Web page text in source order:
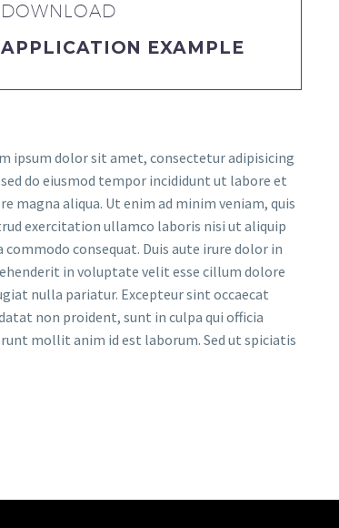
DOWNLOAD
APPLICATION EXAMPLE
ipsum dolor sit amet, consectetur adipisicing
do eiusmod tempor incididunt ut labore et
magna aliqua. Ut enim ad minim veniam, quis
exercitation ullamco laboris nisi ut aliquip
commodo consequat. Duis aute irure dolor in
in voluptate velit esse cillum dolore
nulla pariatur. Excepteur sint occaecat
non proident, sunt in culpa qui officia
mollit anim id est laborum. Sed ut spiciatis